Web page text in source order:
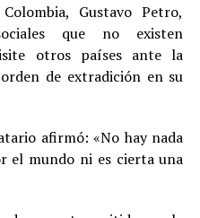
Gustavo Petro,
que no existen
otros países ante la
de extradición en su
afirmó: «No hay nada
el mundo ni es cierta una